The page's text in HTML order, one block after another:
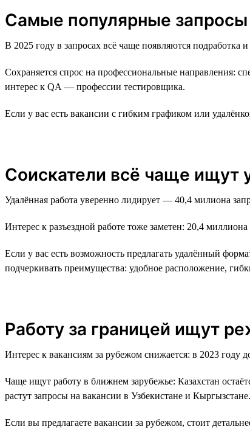
Самые популярные запросы
В 2025 году в запросах всё чаще появляются подработка
Сохраняется спрос на профессиональные направления:
интерес к QA — профессии тестировщика.
Если у вас есть вакансии с гибким графиком или
Соискатели всё чаще ищут
Удалённая работа уверенно лидирует — 40,4 милиона
Интерес к разъездной работе тоже заметен: 20,4
Если у вас есть возможность предлагать удалённый
подчеркивать преимущества: удобное расположение,
Работу за границей ищут
Интерес к вакансиям за рубежом снижается: в 2023 году
Чаще ищут работу в ближнем зарубежье: Казахстан
растут запросы на вакансии в Узбекистане и Кыргызстане.
Если вы предлагаете вакансии за рубежом, стоит